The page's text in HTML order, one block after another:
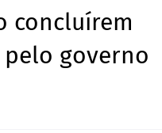
concluírem
governo